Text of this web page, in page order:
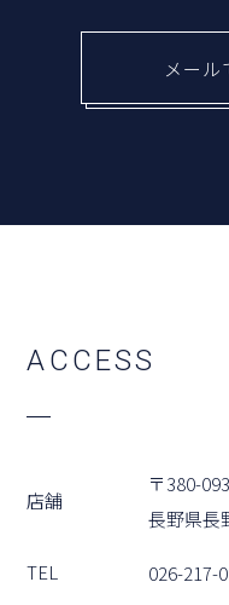
メー
ACCESS
店舗
〒380-
⻑野県⻑
TEL 026-217-